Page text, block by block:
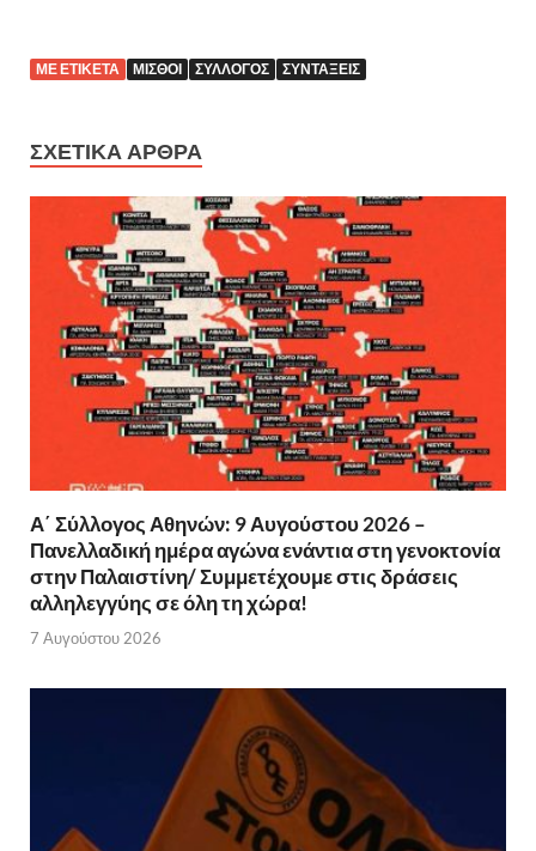
ΜΕ ΕΤΙΚΈΤΑ ΜΙΣΘΟΊ ΣΎΛΛΟΓΟΣ ΣΥΝΤΆΞΕΙΣ
ΣΧΕΤΙΚΆ ΆΡΘΡΑ
Α΄ Σύλλογος Αθηνών: 9 Αυγούστου 2026 –
Πανελλαδική ημέρα αγώνα ενάντια στη γενοκτονία
στην Παλαιστίνη/ Συμμετέχουμε στις δράσεις
αλληλεγγύης σε όλη τη χώρα!
7 Αυγούστου 2026